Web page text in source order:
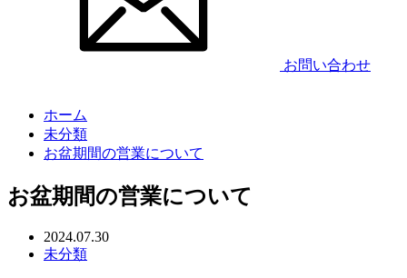
お問い合わせ
ホーム
未分類
お盆期間の営業について
お盆期間の営業について
2024.07.30
未分類